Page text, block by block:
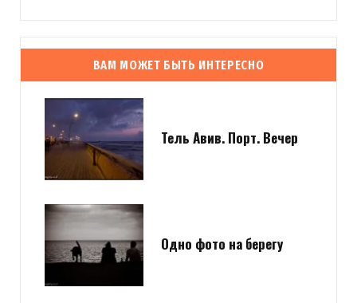
ВАМ МОЖЕТ БЫТЬ ИНТЕРЕСНО
Тель Авив. Порт. Вечер
Одно фото на берегу